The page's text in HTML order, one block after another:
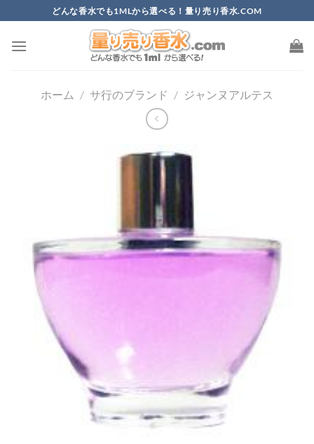
to
content
どんな香水でも1MLから選べる！量り売り香水.COM
ホーム / サ行のブランド / ジャンヌアルテス